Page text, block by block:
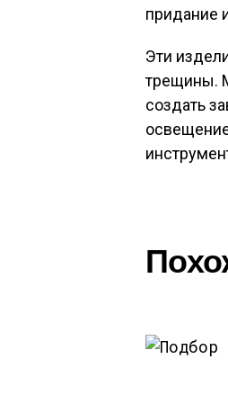
придание
Эти
трещины.
создать